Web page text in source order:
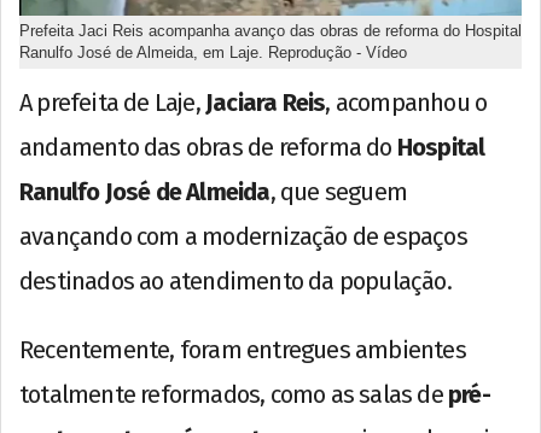
Prefeita Jaci Reis acompanha avanço das obras de reforma do Hospital
Ranulfo José de Almeida, em Laje. Reprodução - Vídeo
A prefeita de Laje, Jaciara Reis, acompanhou o
andamento das obras de reforma do Hospital
Ranulfo José de Almeida, que seguem
avançando com a modernização de espaços
destinados ao atendimento da população.
Recentemente, foram entregues ambientes
totalmente reformados, como as salas de pré-